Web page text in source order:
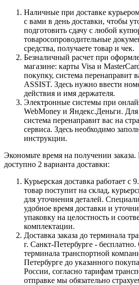
Наличные при доставке
с вами в день доставки, чтобы
подготовить сдачу с любой
товаросопроводительные
средства, получаете товар и чек.
Безналичный расчет при
магазине: карты Visa и
покупку, система перенаправит
ASSIST. Здесь нужно ввести
действия и имя держателя.
Электронные системы при
WebMoney и Яндекс.Деньги.
система перенаправит вас на
сервиса. Здесь необходимо
инструкции.
Экономьте время на получении
доступно 2 варианта доставки:
Курьерская доставка работает с
товар поступит на склад,
для уточнения деталей.
удобное время доставки и
упаковку на целостность и
комплектации.
Доставка заказа до терминала
г. Санкт-Петербурге -
терминала транспортной
Петербурге до указанного
России, согласно тарифам
отправке мы обязательно